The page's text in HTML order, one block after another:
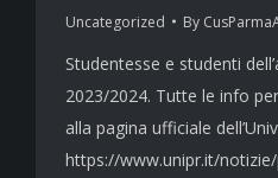
Uncategorized By
Studentesse e studenti
2023/2024. Tutte le info
alla pagina ufficiale
https://www.unipr.it/